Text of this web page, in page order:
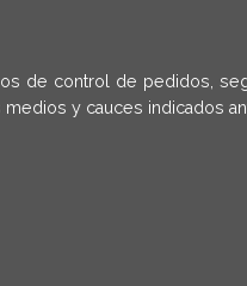
de control de pedidos,
y cauces indicados